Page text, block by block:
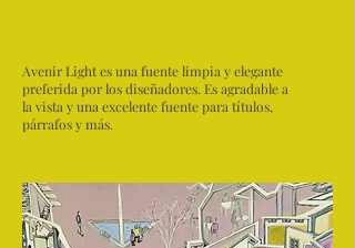
Avenir Light es una fuente limpia y elegante
preferida por los diseñadores. Es agradable a
la vista y una excelente fuente para títulos,
párrafos y más.